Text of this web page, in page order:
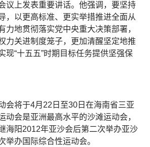
议上发表重要讲话。他强调，要坚持
，以更高标准、更实举措推进全面从
力地贯彻落实党中央重大决策部署，
力关进制度笼子，更加清醒坚定地推
现“十五五”时期目标任务提供坚强保
会将于4月22日至30日在海南省三亚
动会是亚洲最高水平的沙滩运动会，
海阳2012年亚沙会后第二次举办亚沙
举办国际综合性运动会。